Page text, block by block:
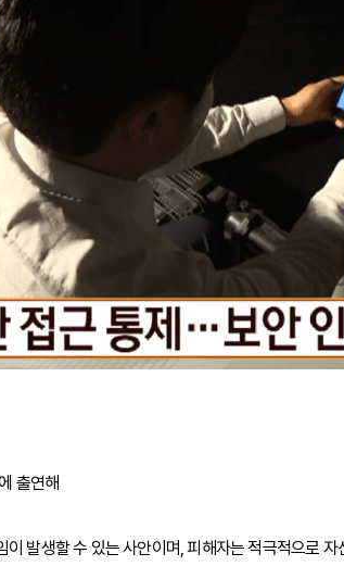
출연해
발생할 수 있는 사안이며, 피해자는 적극적으로